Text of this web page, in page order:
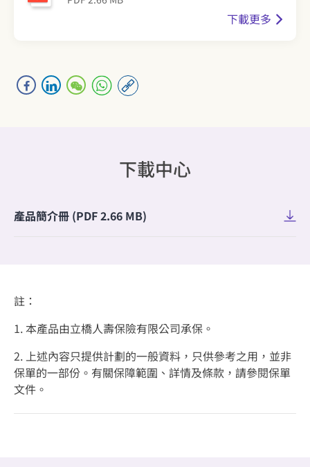
下載更多
下載中心
產品簡介冊 (PDF 2.66 MB)
註：
1. 本產品由立橋人壽保險有限公司承保。
2. 上述內容只提供計劃的一般資料，只供參考之用，並非
保單的一部份。有關保障範圍、詳情及條款，請參閱保單
文件。